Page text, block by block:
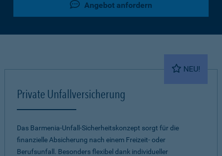
Angebot anfordern
NEU!
Private Unfallversicherung
Das Barmenia-Unfall-Sicherheitskonzept sorgt für die
finanzielle Absicherung nach einem Freizeit- oder
Berufsunfall. Besonders flexibel dank individueller